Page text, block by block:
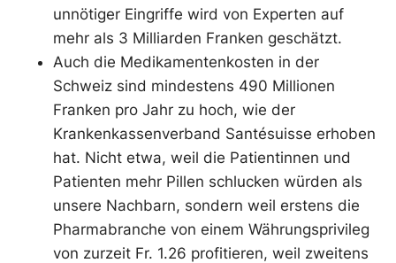
unnötiger Eingriffe wird von Experten auf
mehr als 3 Milliarden Franken geschätzt.
Auch die Medikamentenkosten in der
Schweiz sind mindestens 490 Millionen
Franken pro Jahr zu hoch, wie der
Krankenkassenverband Santésuisse erhoben
hat. Nicht etwa, weil die Patientinnen und
Patienten mehr Pillen schlucken würden als
unsere Nachbarn, sondern weil erstens die
Pharmabranche von einem Währungsprivileg
von zurzeit Fr. 1.26 profitieren, weil zweitens